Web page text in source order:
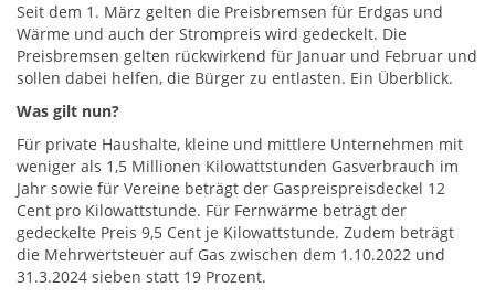
Seit dem 1. März gelten die Preisbremsen für Erdgas und
Wärme und auch der Strompreis wird gedeckelt. Die
Preisbremsen gelten rückwirkend für Januar und Februar und
sollen dabei helfen, die Bürger zu entlasten. Ein Überblick.
Was gilt nun?
Für private Haushalte, kleine und mittlere Unternehmen mit
weniger als 1,5 Millionen Kilowattstunden Gasverbrauch im
Jahr sowie für Vereine beträgt der Gaspreispreisdeckel 12
Cent pro Kilowattstunde. Für Fernwärme beträgt der
gedeckelte Preis 9,5 Cent je Kilowattstunde. Zudem beträgt
die Mehrwertsteuer auf Gas zwischen dem 1.10.2022 und
31.3.2024 sieben statt 19 Prozent.